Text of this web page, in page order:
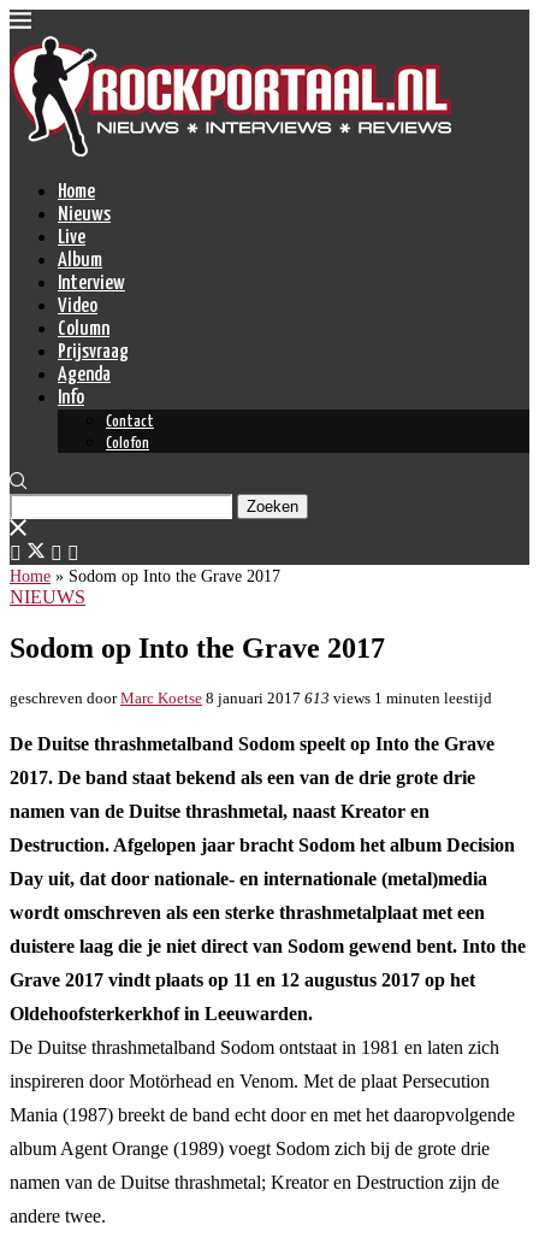
Home
Nieuws
Live
Album
Interview
Video
Column
Prijsvraag
Agenda
Info
Contact
Colofon
Zoeken
Home » Sodom op Into the Grave 2017
NIEUWS
Sodom op Into the Grave 2017
geschreven doorMarc Koetse 8 januari 2017 613 views 1 minuten leestijd
De Duitse thrashmetalband Sodom speelt op Into the Grave
2017. De band staat bekend als een van de drie grote drie
namen van de Duitse thrashmetal, naast Kreator en
Destruction. Afgelopen jaar bracht Sodom het album Decision
Day uit, dat door nationale- en internationale (metal)media
wordt omschreven als een sterke thrashmetalplaat met een
duistere laag die je niet direct van Sodom gewend bent. Into the
Grave 2017 vindt plaats op 11 en 12 augustus 2017 op het
Oldehoofsterkerkhof in Leeuwarden.
De Duitse thrashmetalband Sodom ontstaat in 1981 en laten zich
inspireren door Motörhead en Venom. Met de plaat Persecution
Mania (1987) breekt de band echt door en met het daaropvolgende
album Agent Orange (1989) voegt Sodom zich bij de grote drie
namen van de Duitse thrashmetal; Kreator en Destruction zijn de
andere twee.